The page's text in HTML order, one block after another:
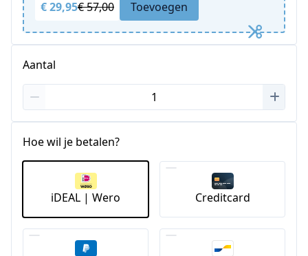
€ 29,95€ 57,00 Toevoegen
Aantal
Hoe wil je betalen?
iDEAL | Wero Creditcard